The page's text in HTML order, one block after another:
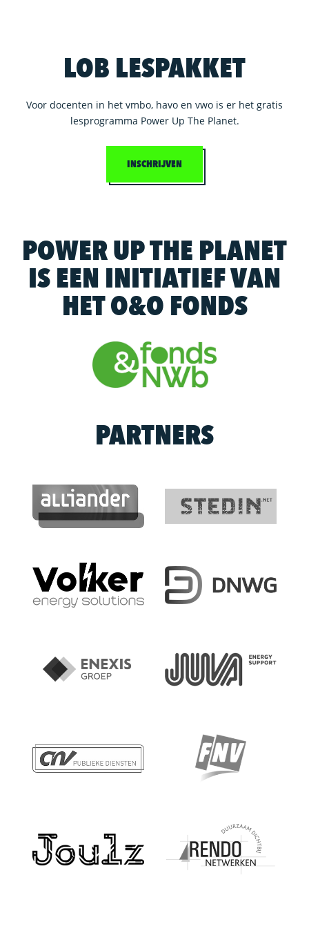
LOB LESPAKKET
Voor docenten in het vmbo, havo en vwo is er het gratis
lesprogramma Power Up The Planet.
INSCHRIJVEN
POWER UP THE PLANET
IS EEN INITIATIEF VAN
HET O&O FONDS
PARTNERS